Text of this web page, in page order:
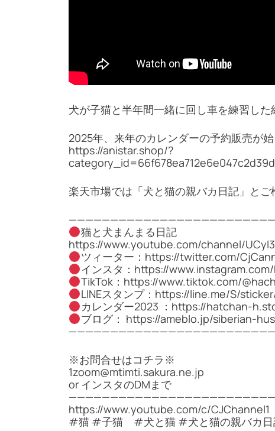
犬が子猫と半年間一緒に回し車を練習し
2025年、来年のカレンダーの予約販売が
https://anistar.shop/?
楽天市場では「犬と猫の親バカ日記」とご
猫と犬まんまる日記
https://www.youtube.com/channel/
ツィーター：https://twitter.com/
インスタ：https://
TikTok：https://www.tiktok.com/
LINEスタンプ：https://line.me/S/
カレンダー2023 ：https://hatchan-
ブログ： https://ameblo.jp/siberian-
※お問合せはコチラ※
1zoom@mtimti.sakura.ne.jp
or インスタのDMまで
https://www.youtube.com/c/CJChannel1
#猫 #子猫 #犬と猫 #犬と猫の親バカ日